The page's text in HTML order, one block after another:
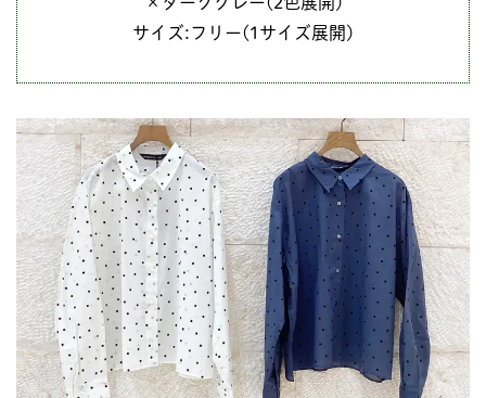
サイズ:フリー(1サイズ展開)